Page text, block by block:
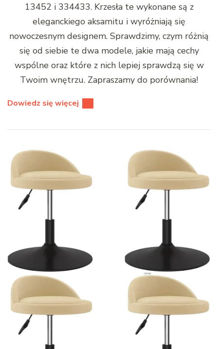
13452 i 334433. Krzesła te wykonane są z
eleganckiego aksamitu i wyróżniają się
nowoczesnym designem. Sprawdzimy, czym różnią
się od siebie te dwa modele, jakie mają cechy
wspólne oraz które z nich lepiej sprawdzą się w
Twoim wnętrzu. Zapraszamy do porównania!
Dowiedz się więcej